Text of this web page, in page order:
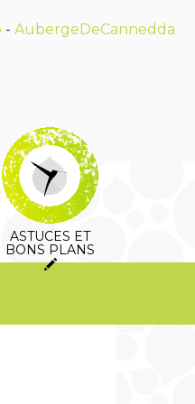
- AubergeDeCannedda
ASTUCES ET
BONS PLANS